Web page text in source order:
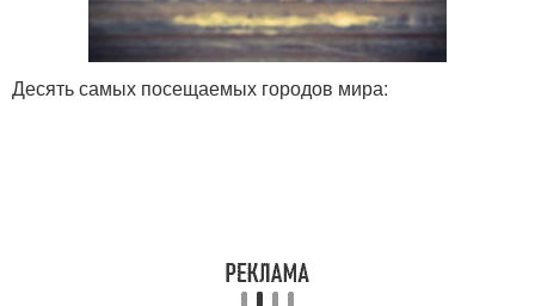
Десять самых посещаемых городов мира: